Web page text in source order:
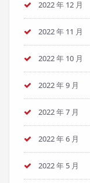
2022 年 12 月
2022 年 11 月
2022 年 10 月
2022 年 9 月
2022 年 7 月
2022 年 6 月
2022 年 5 月